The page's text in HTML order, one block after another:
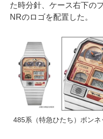
た時分針、ケース右下の
NRのロゴを配置した。
485系（特急ひたち）ボンネ